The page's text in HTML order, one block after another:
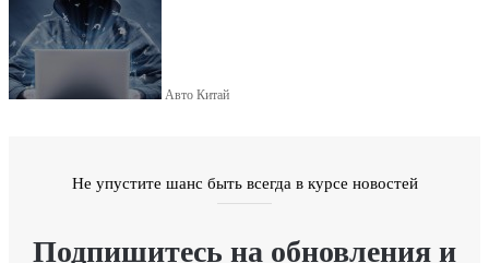
Авто Китай
Не упустите шанс быть всегда в курсе новостей
Подпишитесь на обновления и